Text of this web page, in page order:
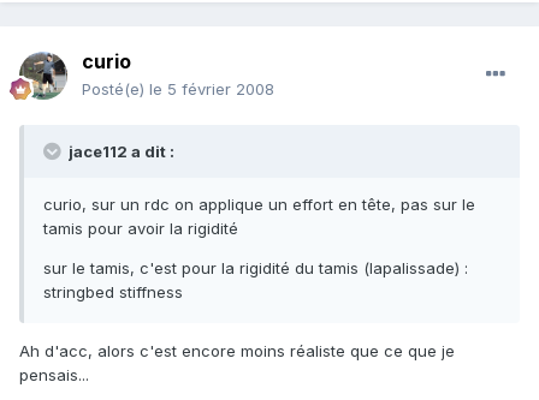
curio
Posté(e) le 5 février 2008
jace112 a dit :
curio, sur un rdc on applique un effort en tête, pas sur le
tamis pour avoir la rigidité
sur le tamis, c'est pour la rigidité du tamis (lapalissade) :
stringbed stiffness
Ah d'acc, alors c'est encore moins réaliste que ce que je
pensais...